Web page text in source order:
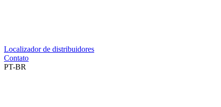
Localizador de distribuidores
Contato
PT-BR